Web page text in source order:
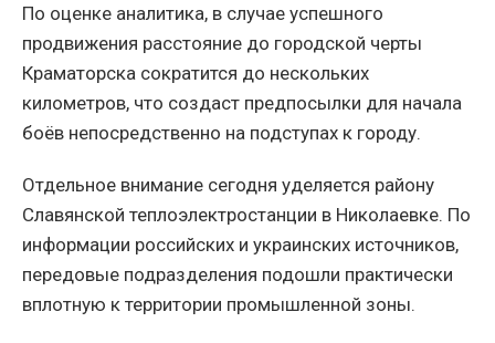
По оценке аналитика, в случае успешного
продвижения расстояние до городской черты
Краматорска сократится до нескольких
километров, что создаст предпосылки для начала
боёв непосредственно на подступах к городу.
Отдельное внимание сегодня уделяется району
Славянской теплоэлектростанции в Николаевке. По
информации российских и украинских источников,
передовые подразделения подошли практически
вплотную к территории промышленной зоны.